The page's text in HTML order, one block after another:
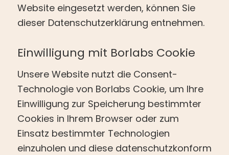
Website eingesetzt werden, können Sie
dieser Datenschutzerklärung entnehmen.
Einwilligung mit Borlabs Cookie
Unsere Website nutzt die Consent-
Technologie von Borlabs Cookie, um Ihre
Einwilligung zur Speicherung bestimmter
Cookies in Ihrem Browser oder zum
Einsatz bestimmter Technologien
einzuholen und diese datenschutzkonform